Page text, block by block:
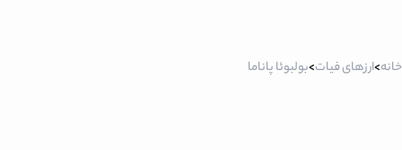
خانه>ارزهای فیات>بولبوئا پاناما